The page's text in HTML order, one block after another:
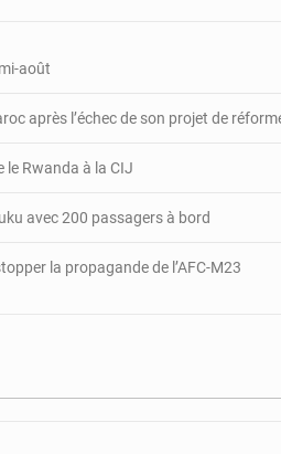
dialogue
août
après l’échec de son projet de
le Rwanda à la CIJ
avec 200 passagers à bord
la propagande de l’AFC-M23